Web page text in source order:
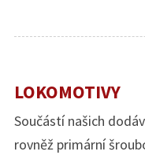
LOKOMOTIVY
Součástí našich
rovněž primární